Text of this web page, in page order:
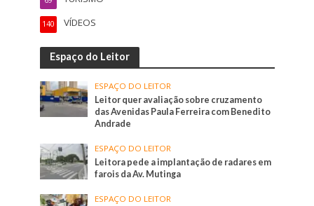
VÍDEOS
140
Espaço do Leitor
ESPAÇO DO LEITOR
Leitor quer avaliação sobre cruzamento
das Avenidas Paula Ferreira com Benedito
Andrade
ESPAÇO DO LEITOR
Leitora pede a implantação de radares em
farois da Av. Mutinga
ESPAÇO DO LEITOR